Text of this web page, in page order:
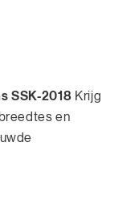
SSK-2018 Krijg
en